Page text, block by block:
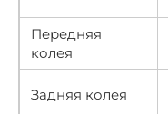
Передняя
колея
Задняя колея